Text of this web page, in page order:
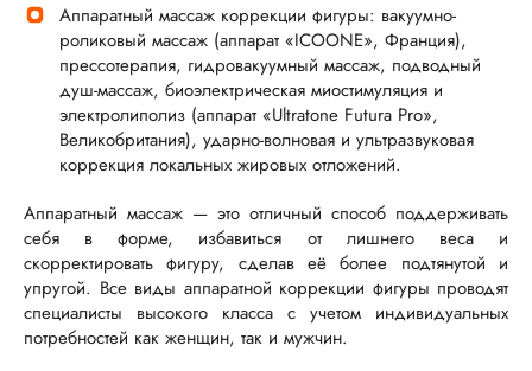
Аппаратный массаж коррекции фигуры: вакуумно-
роликовый массаж (аппарат «ICOONE», Франция),
прессотерапия, гидровакуумный массаж, подводный
душ-массаж, биоэлектрическая миостимуляция и
электролиполиз (аппарат «Ultratone Futura Pro»,
Великобритания), ударно-волновая и ультразвуковая
коррекция локальных жировых отложений.
Аппаратный массаж — это отличный способ поддерживать
себя в форме, избавиться от лишнего веса и
скорректировать фигуру, сделав её более подтянутой и
упругой. Все виды аппаратной коррекции фигуры проводят
специалисты высокого класса с учетом индивидуальных
потребностей как женщин, так и мужчин.